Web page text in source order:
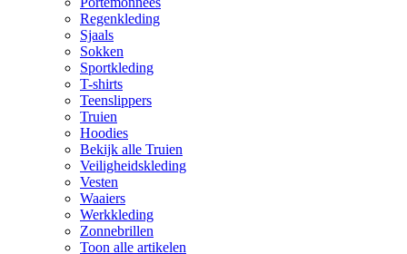
Regenkleding
Sjaals
Sokken
Sportkleding
T-shirts
Teenslippers
Truien
Hoodies
Bekijk alle Truien
Veiligheidskleding
Vesten
Waaiers
Werkkleding
Zonnebrillen
Toon alle artikelen